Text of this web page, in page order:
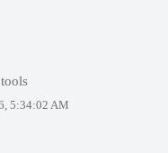
5:34:02 AM